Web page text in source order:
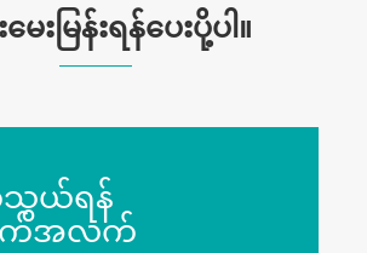
ေးမြန်းရန်ပေးပို့ပါ။
ယ်ရန်
က်အလက်